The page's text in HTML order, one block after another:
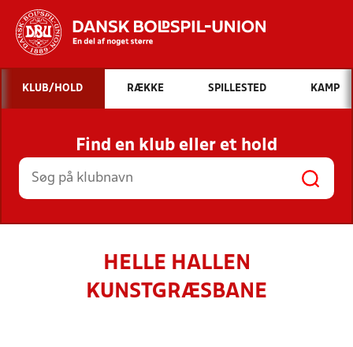
Hvad vil du søge efter?
INDHOLD OG NYHEDER
STILLINGER, RESULTATER, KLUBBER OG
HOLD
KLUB/HOLD RÆKKE SPILLESTED KAMP
Find en klub eller et hold
HELLE HALLEN
KUNSTGRÆSBANE